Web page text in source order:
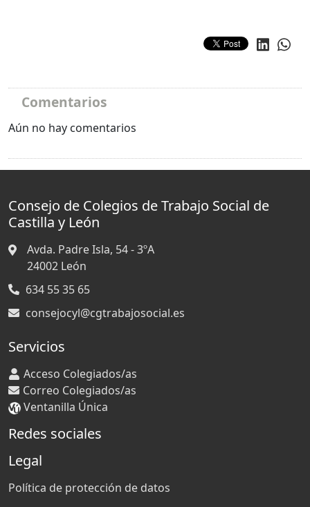
Comentarios
Aún no hay comentarios
Consejo de Colegios de Trabajo Social de
Castilla y León
Avda. Padre Isla, 54 - 3ºA
24002 León
634 55 35 65
consejocyl@cgtrabajosocial.es
Servicios
Acceso Colegiados/as
Correo Colegiados/as
Ventanilla Única
Redes sociales
Legal
Política de protección de datos